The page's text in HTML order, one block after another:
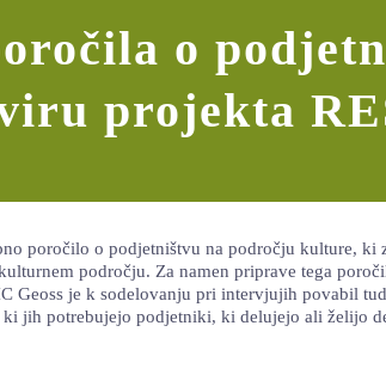
o
projekta
poročilo o podjetništvu na področju kulture, ki
področju. Za namen priprave tega
je k sodelovanju pri intervjujih povabil
jih potrebujejo podjetniki, ki delujejo ali želijo